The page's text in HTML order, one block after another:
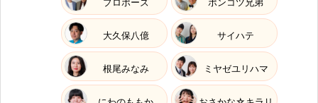
大久保八億 サイハテ
根尾みなみ ミヤゼユリハマ